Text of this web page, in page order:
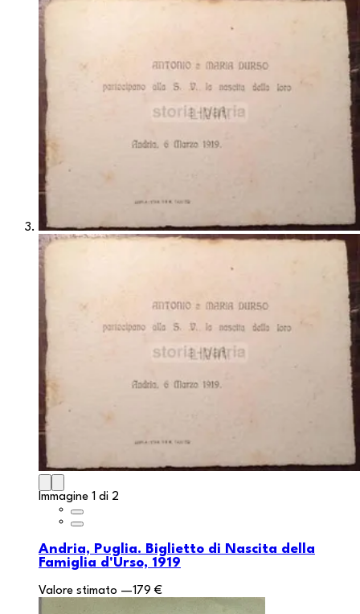
Immagine 1 di 2
Andria, Puglia. Biglietto di Nascita della
Famiglia d'Urso, 1919
Valore stimato —179 €